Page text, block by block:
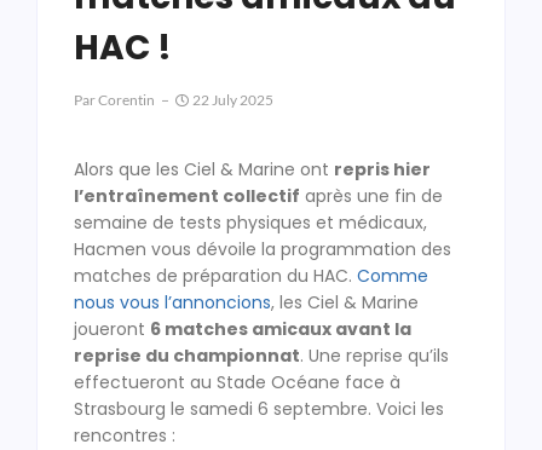
HAC !
ParCorentin 22 July 2025
Alors que les Ciel & Marine ont repris hier
l’entraînement collectif après une fin de
semaine de tests physiques et médicaux,
Hacmen vous dévoile la programmation des
matches de préparation du HAC. Comme
nous vous l’annoncions, les Ciel & Marine
joueront 6 matches amicaux avant la
reprise du championnat. Une reprise qu’ils
effectueront au Stade Océane face à
Strasbourg le samedi 6 septembre. Voici les
rencontres :